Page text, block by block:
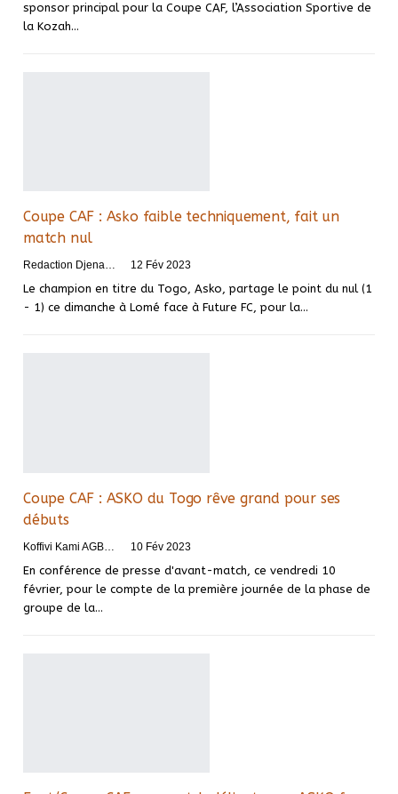
sponsor principal pour la Coupe CAF, l’Association Sportive de
la Kozah…
Coupe CAF : Asko faible techniquement, fait un
match nul
Redaction DjenaSport 12 Fév 2023
Le champion en titre du Togo, Asko, partage le point du nul (1
- 1) ce dimanche à Lomé face à Future FC, pour la…
Coupe CAF : ASKO du Togo rêve grand pour ses
débuts
Koffivi Kami AGBETOU 10 Fév 2023
En conférence de presse d'avant-match, ce vendredi 10
février, pour le compte de la première journée de la phase de
groupe de la…